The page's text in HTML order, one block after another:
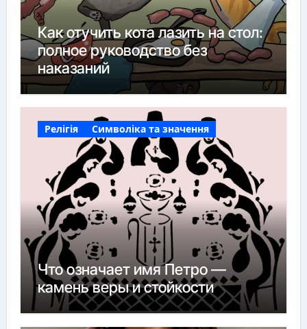
Как отучить кота лазить на стол:
полное руководство без
наказаний
Релігія Символіка та значення
Что означает имя Петро —
камень веры и стойкости